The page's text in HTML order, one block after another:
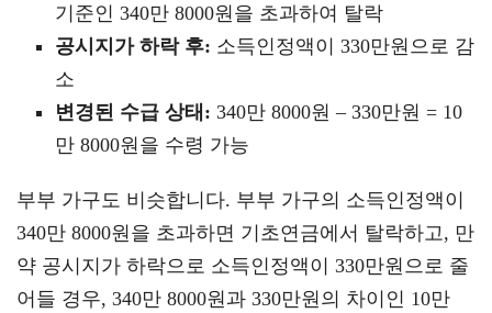
기준인 340만 8000원을 초과하여 탈락
공시지가 하락 후: 소득인정액이 330만원으로 감
소
변경된 수급 상태: 340만 8000원 – 330만원 = 10
만 8000원을 수령 가능
부부 가구도 비슷합니다. 부부 가구의 소득인정액이
340만 8000원을 초과하면 기초연금에서 탈락하고, 만
약 공시지가 하락으로 소득인정액이 330만원으로 줄
어들 경우, 340만 8000원과 330만원의 차이인 10만